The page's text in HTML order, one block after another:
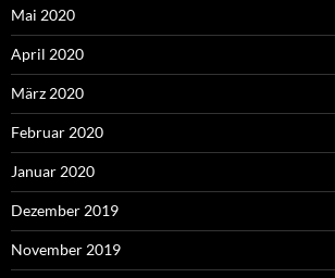
Mai 2020
April 2020
März 2020
Februar 2020
Januar 2020
Dezember 2019
November 2019